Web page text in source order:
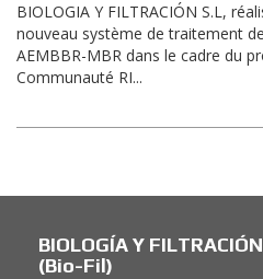
BIOLOGIA Y FILTRACIÓN S.L,
nouveau système de traitement
AEMBBR-MBR dans le cadre du
Communauté RI...
BIOLOGÍA Y
(Bio-Fil)